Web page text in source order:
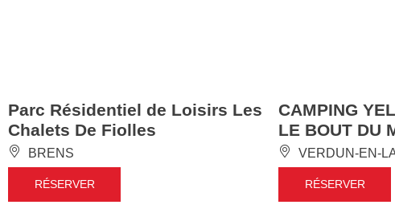
Parc Résidentiel de Loisirs Les
Chalets De Fiolles
BRENS
RÉSERVER
CAMPING
LE BOUT DU
VERDUN-EN-
RÉSERVER